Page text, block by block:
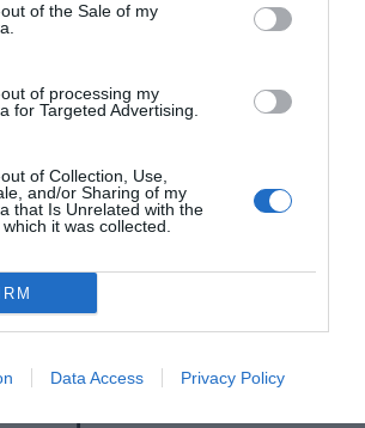
of the Sale of my
of processing my
for Targeted Advertising.
of Collection, Use,
and/or Sharing of my
that Is Unrelated with the
it was collected.
Data Access Privacy Policy
S.A.
Ασημένιο
& IoT
NEXT POST
διάκριση για
στα Mobile &